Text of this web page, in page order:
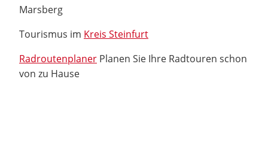
Marsberg
Tourismus im Kreis Steinfurt
Radroutenplaner Planen Sie Ihre Radtouren schon
von zu Hause